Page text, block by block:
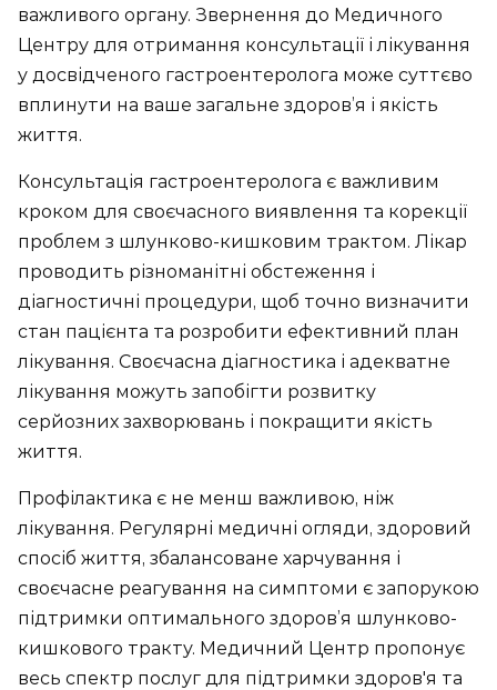
важливого органу. Звернення до Медичного
Центру для отримання консультації і лікування
у досвідченого гастроентеролога може суттєво
вплинути на ваше загальне здоров’я і якість
життя.
Консультація гастроентеролога є важливим
кроком для своєчасного виявлення та корекції
проблем з шлунково-кишковим трактом. Лікар
проводить різноманітні обстеження і
діагностичні процедури, щоб точно визначити
стан пацієнта та розробити ефективний план
лікування. Своєчасна діагностика і адекватне
лікування можуть запобігти розвитку
серйозних захворювань і покращити якість
життя.
Профілактика є не менш важливою, ніж
лікування. Регулярні медичні огляди, здоровий
спосіб життя, збалансоване харчування і
своєчасне реагування на симптоми є запорукою
підтримки оптимального здоров’я шлунково-
кишкового тракту. Медичний Центр пропонує
весь спектр послуг для підтримки здоров'я та